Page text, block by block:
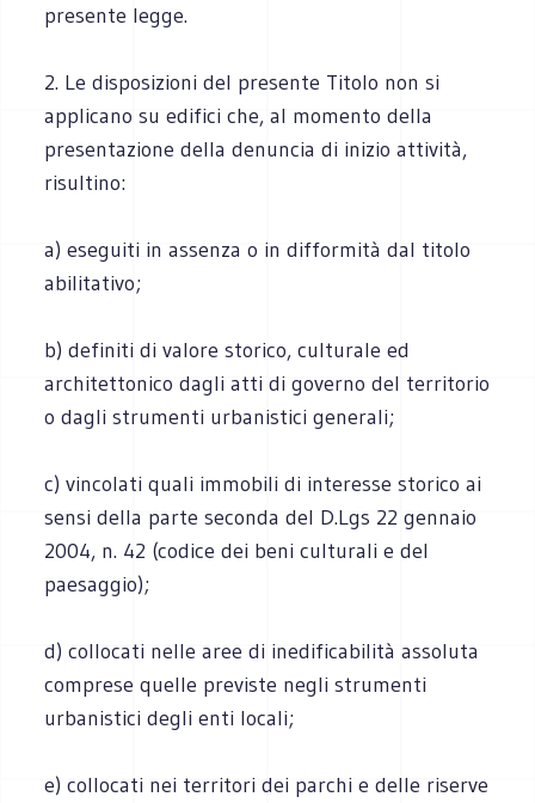
presente legge.
2. Le disposizioni del presente Titolo non si
applicano su edifici che, al momento della
presentazione della denuncia di inizio attività,
risultino:
a) eseguiti in assenza o in difformità dal titolo
abilitativo;
b) definiti di valore storico, culturale ed
architettonico dagli atti di governo del territorio
o dagli strumenti urbanistici generali;
c) vincolati quali immobili di interesse storico ai
sensi della parte seconda del D.Lgs 22 gennaio
2004, n. 42 (codice dei beni culturali e del
paesaggio);
d) collocati nelle aree di inedificabilità assoluta
comprese quelle previste negli strumenti
urbanistici degli enti locali;
e) collocati nei territori dei parchi e delle riserve